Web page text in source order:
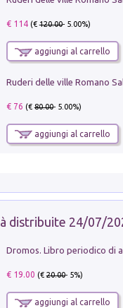
€ 114(€120.00- 5.00%)
aggiungi al carrello
€ 76 (€80.00- 5.00%)
aggiungi al carrello
distribuite 24/07/
€ 19.00 (€20.00- 5%)
aggiungi al carrello